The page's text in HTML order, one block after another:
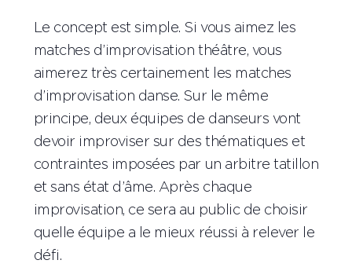
Le concept est simple. Si vous aimez les
matches d’improvisation théâtre, vous
aimerez très certainement les matches
d’improvisation danse. Sur le même
principe, deux équipes de danseurs vont
devoir improviser sur des thématiques et
contraintes imposées par un arbitre tatillon
et sans état d’âme. Après chaque
improvisation, ce sera au public de choisir
quelle équipe a le mieux réussi à relever le
défi.